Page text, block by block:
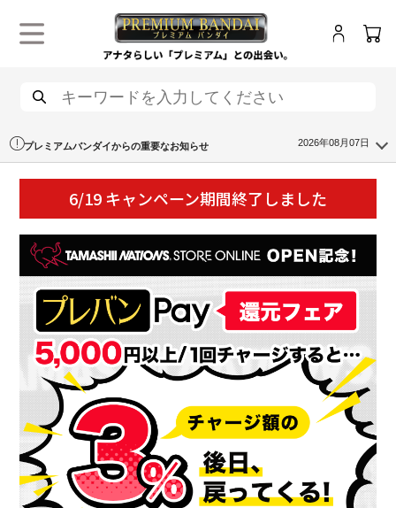
プレミアムバンダイからの重要なお知らせ 2026年08月07日
6/19 キャンペーン期間終了しました